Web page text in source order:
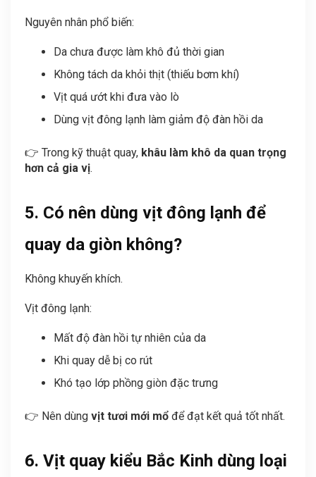
Nguyên nhân phổ biến:
Da chưa được làm khô đủ thời gian
Không tách da khỏi thịt (thiếu bơm khí)
Vịt quá ướt khi đưa vào lò
Dùng vịt đông lạnh làm giảm độ đàn hồi da
👉 Trong kỹ thuật quay, khâu làm khô da quan trọng
hơn cả gia vị.
5. Có nên dùng vịt đông lạnh để
quay da giòn không?
Không khuyến khích.
Vịt đông lạnh:
Mất độ đàn hồi tự nhiên của da
Khi quay dễ bị co rút
Khó tạo lớp phồng giòn đặc trưng
👉 Nên dùng vịt tươi mới mổ để đạt kết quả tốt nhất.
6. Vịt quay kiểu Bắc Kinh dùng loại